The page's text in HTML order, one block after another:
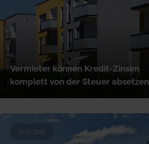
Vermieter können Kredit-Zinsen
komplett von der Steuer absetzen
11.11.2025